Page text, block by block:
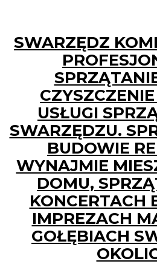
SWARZĘDZ
USŁUGI
SWARZĘDZU.
BUDOWIE
WYNAJMIE
DOMU,
KONCERTACH
IMPREZACH
GOŁĘBIACH